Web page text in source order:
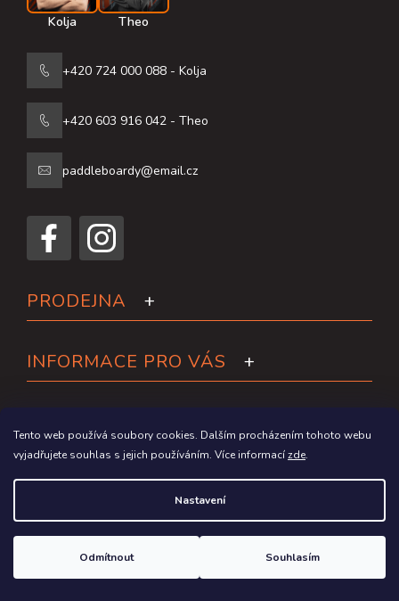
Tento web používá soubory cookies. Dalším procházením tohoto webu
vyjadřujete souhlas s jejich používáním. Více informacízde.
Nastavení
Odmítnout Souhlasím
Kolja Theo
+420 724 000 088 - Kolja
+420 603 916 042 - Theo
paddleboardy@email.cz
PRODEJNA
INFORMACE PRO VÁS
Copyright 2026Paddleboardy.cz . Všechna práva vyhrazena.